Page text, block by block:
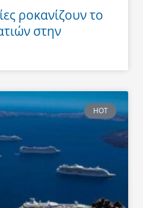
ροκανίζουν το
στην
HOT